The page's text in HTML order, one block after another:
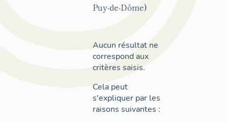
Puy-de-Dôme)
Aucun résultat ne
correspond aux
critères saisis.
Cela peut
s'expliquer par les
raisons suivantes :